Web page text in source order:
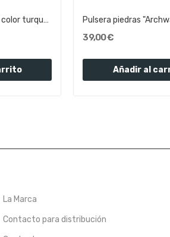
Pulsera "Green Park" color turquesa | Olliver...
39,00 €
Añadir al
La Marca
Contacto para distribución